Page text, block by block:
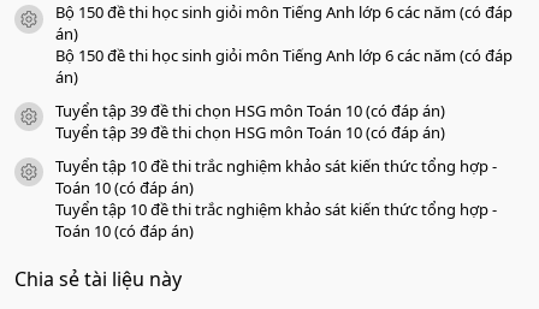
icon tài liệu
Bộ 150 đề thi học sinh giỏi môn Tiếng Anh lớp 6 các năm (có đáp
án)
Bộ 150 đề thi học sinh giỏi môn Tiếng Anh lớp 6 các năm (có đáp
án)
icon tài liệu
Tuyển tập 39 đề thi chọn HSG môn Toán 10 (có đáp án)
Tuyển tập 39 đề thi chọn HSG môn Toán 10 (có đáp án)
icon tài liệu
Tuyển tập 10 đề thi trắc nghiệm khảo sát kiến thức tổng hợp -
Toán 10 (có đáp án)
Tuyển tập 10 đề thi trắc nghiệm khảo sát kiến thức tổng hợp -
Toán 10 (có đáp án)
Chia sẻ tài liệu này